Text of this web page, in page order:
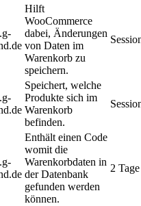
Hilft
WooCommerce
dabei, Änderungen
von Daten im
Warenkorb zu
speichern.
Speichert, welche
Produkte sich im
Warenkorb
befinden.
Enthält einen Code
womit die
Warenkorbdaten in
der Datenbank
gefunden werden
können.
2 Tage